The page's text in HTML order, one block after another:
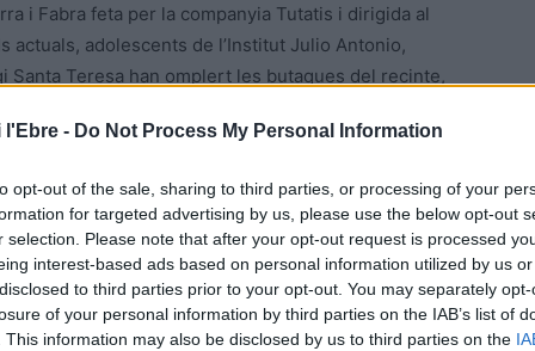
l'Ebre - Do Not Process My Personal Information
opt-out of the sale, sharing to third parties, or processing of your
for targeted advertising by us, please use the below opt-out
selection. Please note that after your opt-out request is processed
interest-based ads based on personal information utilized by us
to third parties prior to your opt-out. You may separately
of your personal information by third parties on the IAB’s list of
This information may also be disclosed by us to third parties on the
i Fabra feta per la companyia Tutatis i dirigida al
adolescents de l’Institut Julio Antonio,
Santa Teresa han omplert les butaques del recinte,
culturals. De fet, el Litterarum és un punt de
dies poden assistir tant a espectacles literaris com a
i xerrades. Enguany, l’organització espera
de tot el cap de setmana.
ha tingut presència en la programació matinal, amb la
d’Àngel Guimerà, Joan Salvat-Papasseit, Rosalia
De la mà de Berta Delpoblet, els més petits han